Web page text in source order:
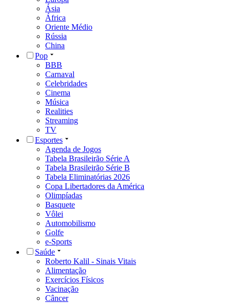
Ásia
África
Oriente Médio
Rússia
China
Pop
BBB
Carnaval
Celebridades
Cinema
Música
Realities
Streaming
TV
Esportes
Agenda de Jogos
Tabela Brasileirão Série A
Tabela Brasileirão Série B
Tabela Eliminatórias 2026
Copa Libertadores da América
Olimpíadas
Basquete
Vôlei
Automobilismo
Golfe
e-Sports
Saúde
Roberto Kalil - Sinais Vitais
Alimentação
Exercícios Físicos
Vacinação
Câncer